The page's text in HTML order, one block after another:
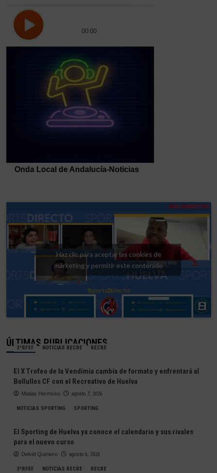
Haz clic para aceptar las cookies de
márketing y permitir este contenido
ÚLTIMAS PUBLICACIONES
3ªRFEF NOTICIAS RECRE RECRE
El X Trofeo de la Vendimia cambia de formato y enfrentará al
Bollullos CF con el Recreativo de Huelva
Matias Hermoso agosto 7, 2026
NOTICIAS SPORTING SPORTING
El Sporting de Huelva ya conoce el calendario y sus rivales
para el nuevo curso
Deivid Quintero agosto 6, 2026
3ªRFEF NOTICIAS RECRE RECRE